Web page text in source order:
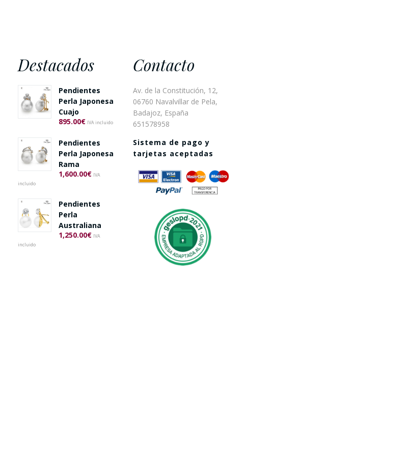
Destacados
Pendientes
Perla Japonesa
Cuajo
895.00€ IVA incluido
Pendientes
Perla Japonesa
Rama
1,600.00€ IVA
incluido
Pendientes
Perla
Australiana
1,250.00€ IVA
incluido
Contacto
Av. de la Constitución, 12,
06760 Navalvillar de Pela,
Badajoz, España
651578958
Sistema de pago y
tarjetas aceptadas